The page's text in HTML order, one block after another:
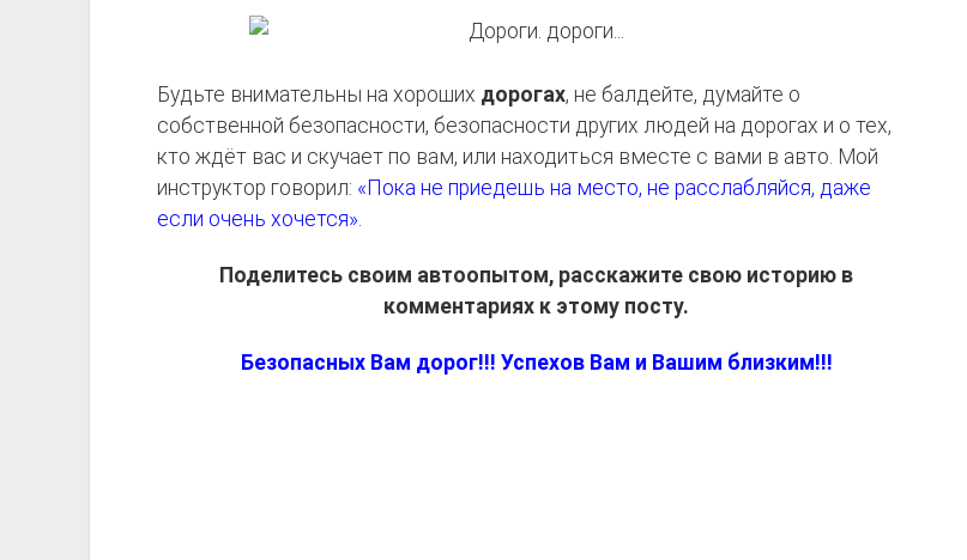
Будьте внимательны на хороших дорогах, не балдейте, думайте о
собственной безопасности, безопасности других людей на дорогах и о тех,
кто ждёт вас и скучает по вам, или находиться вместе с вами в авто. Мой
инструктор говорил: «Пока не приедешь на место, не расслабляйся, даже
если очень хочется».
Поделитесь своим автоопытом, расскажите свою историю в
комментариях к этому посту.
Безопасных Вам дорог!!! Успехов Вам и Вашим близким!!!